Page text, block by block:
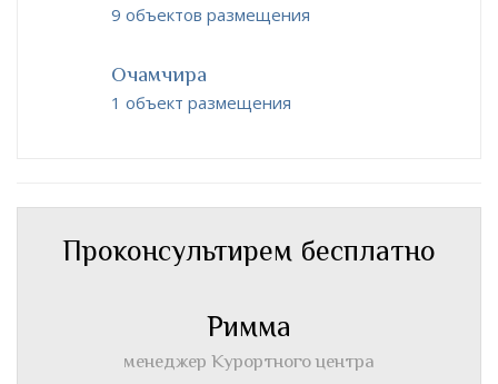
9 объектов размещения
Очамчира
1 объект размещения
Проконсультирем бесплатно
Римма
менеджер Курортного центра